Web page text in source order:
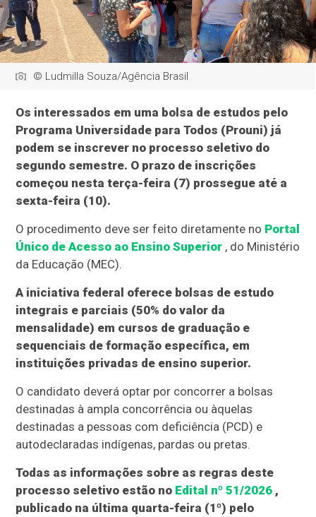
© Ludmilla Souza/Agência Brasil
Os interessados em uma bolsa de estudos pelo
Programa Universidade para Todos (Prouni) já
podem se inscrever no processo seletivo do
segundo semestre. O prazo de inscrições
começou nesta terça-feira (7) prossegue até a
sexta-feira (10).
O procedimento deve ser feito diretamente no Portal
Único de Acesso ao Ensino Superior , do Ministério
da Educação (MEC).
A iniciativa federal oferece bolsas de estudo
integrais e parciais (50% do valor da
mensalidade) em cursos de graduação e
sequenciais de formação específica, em
instituições privadas de ensino superior.
O candidato deverá optar por concorrer a bolsas
destinadas à ampla concorrência ou àquelas
destinadas a pessoas com deficiência (PCD) e
autodeclaradas indígenas, pardas ou pretas.
Todas as informações sobre as regras deste
processo seletivo estão no Edital nº 51/2026 ,
publicado na última quarta-feira (1º) pelo